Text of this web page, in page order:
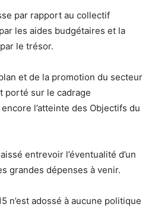
par rapport au collectif
les aides budgétaires et la
le trésor.
et de la promotion du secteur
porté sur le cadrage
l’atteinte des Objectifs du
entrevoir l’éventualité d’un
grandes dépenses à venir.
n’est adossé à aucune politique